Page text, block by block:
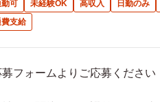
可 未経験OK 高収入 日勤のみ
支給
募フォームよりご応募ください